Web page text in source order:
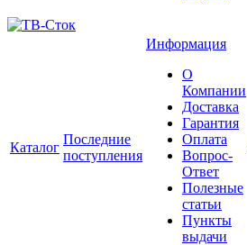
Каталог
Последние
поступления
Информация
О
Компании
Доставка
Гарантия
Оплата
Вопрос-
Ответ
Полезные
статьи
Пункты
выдачи